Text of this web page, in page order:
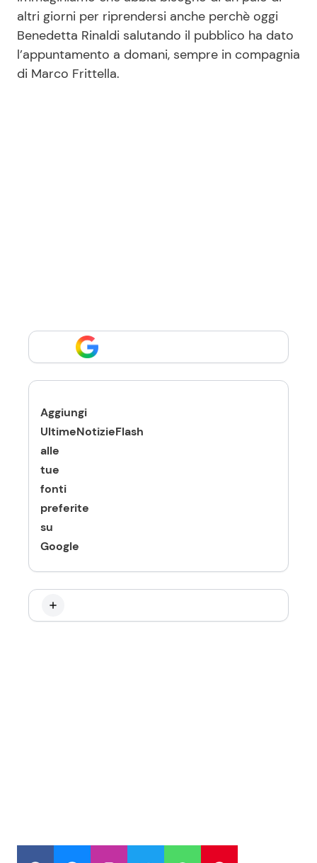
altri giorni per riprendersi anche perchè oggi
Benedetta Rinaldi salutando il pubblico ha dato
l’appuntamento a domani, sempre in compagnia
di Marco Frittella.
Aggiungi
UltimeNotizieFlash
alle
tue
fonti
preferite
su
Google